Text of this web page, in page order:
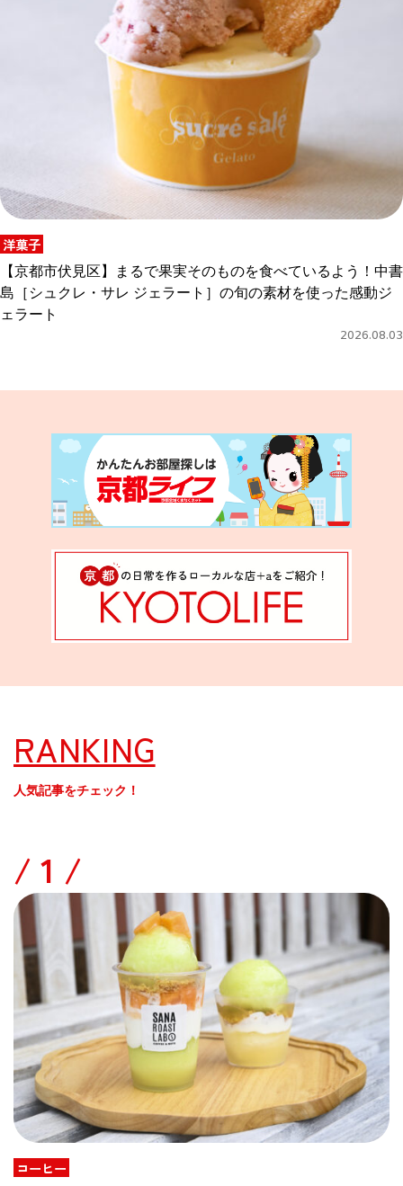
洋菓子
【京都市伏見区】まるで果実そのものを食べているよう！中書
島［シュクレ・サレ ジェラート］の旬の素材を使った感動ジ
ェラート
2026.08.03
RANKING
人気記事をチェック！
/
コーヒー